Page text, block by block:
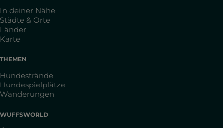
In deiner Nähe
Städte & Orte
Länder
Karte
THEMEN
Hundestrände
Hundespielplätze
Wanderungen
WUFFSWORLD